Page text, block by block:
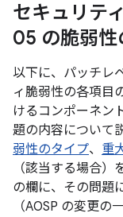
セキュリテ
05 の脆弱性
以下に、パッチレ
ィ脆弱性の各項目
けるコンポーネン
題の内容について
弱性のタイプ、 重
（該当する場合
の欄に、その問題
（AOSP の変更